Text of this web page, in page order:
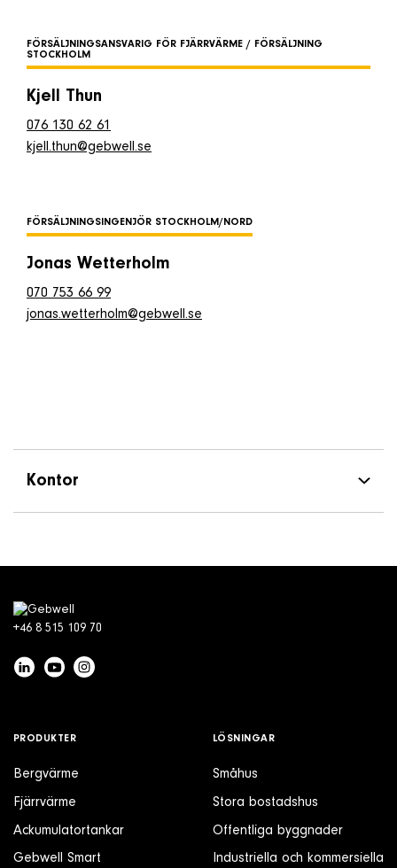
FÖRSÄLJNINGSANSVARIG FÖR FJÄRRVÄRME / FÖRSÄLJNING
STOCKHOLM
Kjell Thun
076 130 62 61
kjell.thun@gebwell.se
FÖRSÄLJNINGSINGENJÖR STOCKHOLM/NORD
Jonas Wetterholm
070 753 66 99
jonas.wetterholm@gebwell.se
Kontor
+46 8 515 109 70
PRODUKTER
Bergvärme
Fjärrvärme
Ackumulatortankar
Gebwell Smart
LÖSNINGAR
Småhus
Stora bostadshus
Offentliga byggnader
Industriella och kommersiella